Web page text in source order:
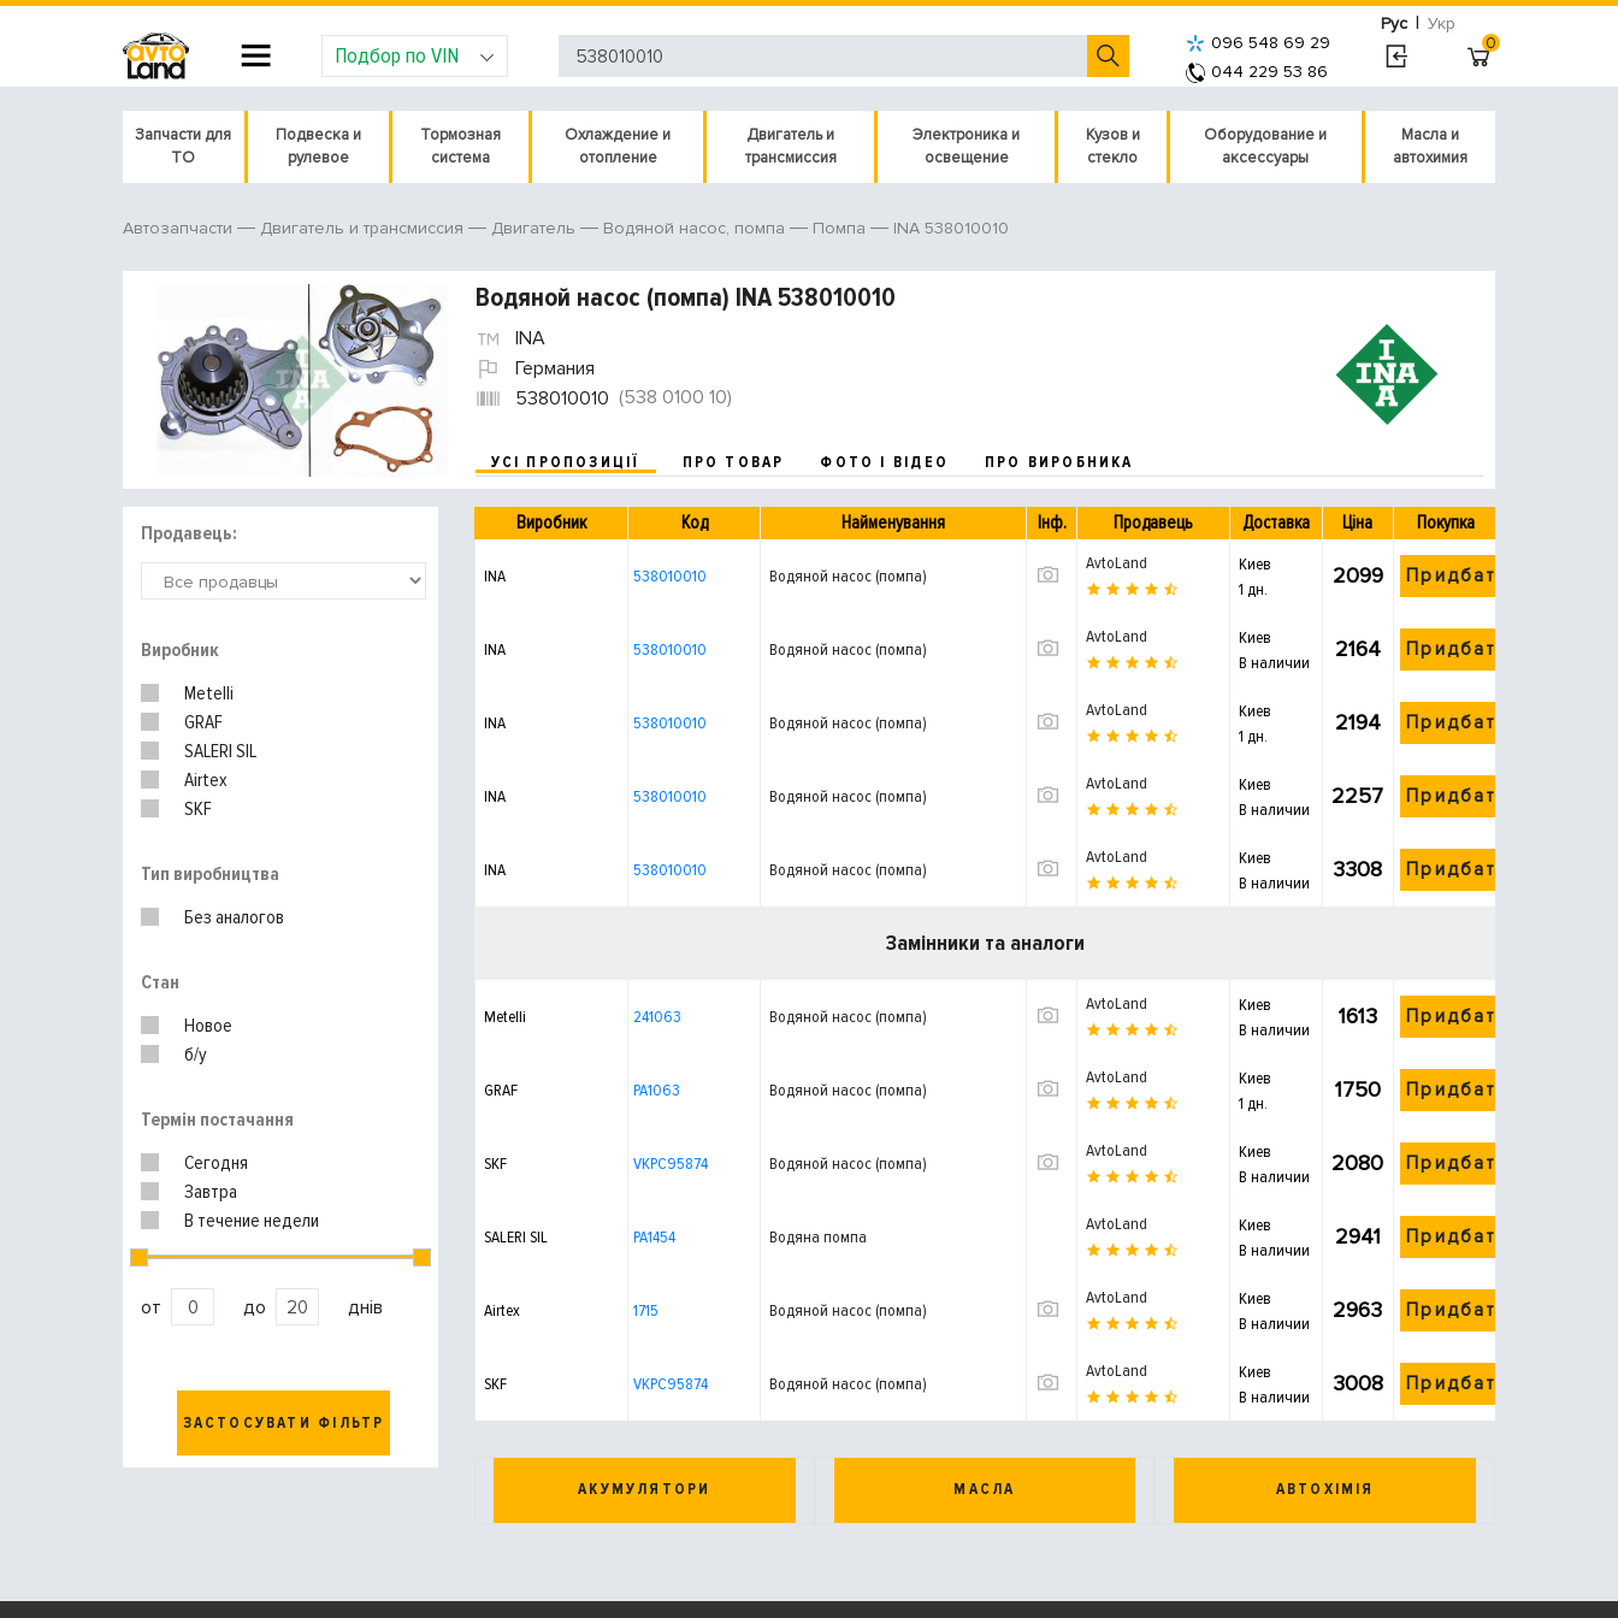
Рус | Укр
Подбор по VIN
096 548 69 29
044 229 53 86
0
Запчасти для
ТО
Подвеска и
рулевое
Тормозная
система
Охлаждение и
отопление
Двигатель и
трансмиссия
Электроника и
освещение
Кузов и
стекло
Оборудование и
аксессуары
Масла и
автохимия
Автозапчасти Двигатель и трансмиссия Двигатель Водяной насос, помпа Помпа INA 538010010
Водяной насос (помпа) INA 538010010
INA
Германия
538010010 (538 0100 10)
УСІ ПРОПОЗИЦІЇ ПРО ТОВАР ФОТО І ВІДЕО ПРО ВИРОБНИКА
Продавець:
Виробник
Metelli
GRAF
SALERI SIL
Airtex
SKF
Тип виробництва
Без аналогов
Стан
Новое
б/у
Термін постачання
Сегодня
Завтра
В течение недели
от до днів
ЗАСТОСУВАТИ ФІЛЬТР
Виробник Код Найменування Інф. Продавець Доставка Ціна Покупка
INA 538010010 Водяной насос (помпа)
AvtoLand
Киев
1 дн.
2099 Придбати
INA 538010010 Водяной насос (помпа)
AvtoLand
Киев
В наличии
2164 Придбати
INA 538010010 Водяной насос (помпа)
AvtoLand
Киев
1 дн.
2194 Придбати
INA 538010010 Водяной насос (помпа)
AvtoLand
Киев
В наличии
2257 Придбати
INA 538010010 Водяной насос (помпа)
AvtoLand
Киев
В наличии
3308 Придбати
Замінники та аналоги
Metelli 241063 Водяной насос (помпа)
AvtoLand
Киев
В наличии
1613 Придбати
GRAF PA1063 Водяной насос (помпа)
AvtoLand
Киев
1 дн.
1750 Придбати
SKF VKPC95874 Водяной насос (помпа)
AvtoLand
Киев
В наличии
2080 Придбати
SALERI SIL PA1454 Водяна помпа
AvtoLand
Киев
В наличии
2941 Придбати
Airtex 1715 Водяной насос (помпа)
AvtoLand
Киев
В наличии
2963 Придбати
SKF VKPC95874 Водяной насос (помпа)
AvtoLand
Киев
В наличии
3008 Придбати
АКУМУЛЯТОРИ МАСЛА АВТОХІМІЯ